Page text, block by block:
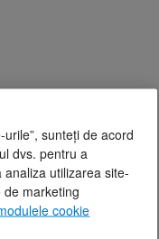
sunteți de acord
dvs. pentru a
utilizarea site-
marketing
cookie